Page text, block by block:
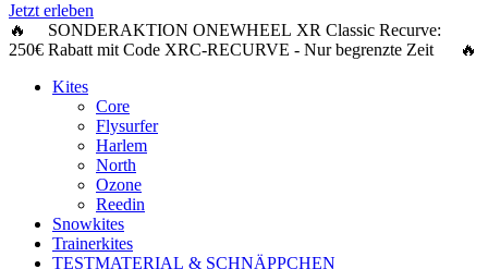
Jetzt erleben
🔥 SONDERAKTION ONEWHEEL XR Classic Recurve:
250€ Rabattmit Code XRC-RECURVE - Nur begrenzte Zeit 🔥
Kites
Core
Flysurfer
Harlem
North
Ozone
Reedin
Snowkites
Trainerkites
TESTMATERIAL & SCHNÄPPCHEN